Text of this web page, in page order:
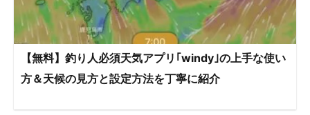
【無料】釣り人必須天気アプリ｢windy｣の上手な使い
方＆天候の見方と設定方法を丁寧に紹介